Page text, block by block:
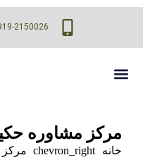
0919-2150026
مرکز مشاوره
chevron_right مرکز